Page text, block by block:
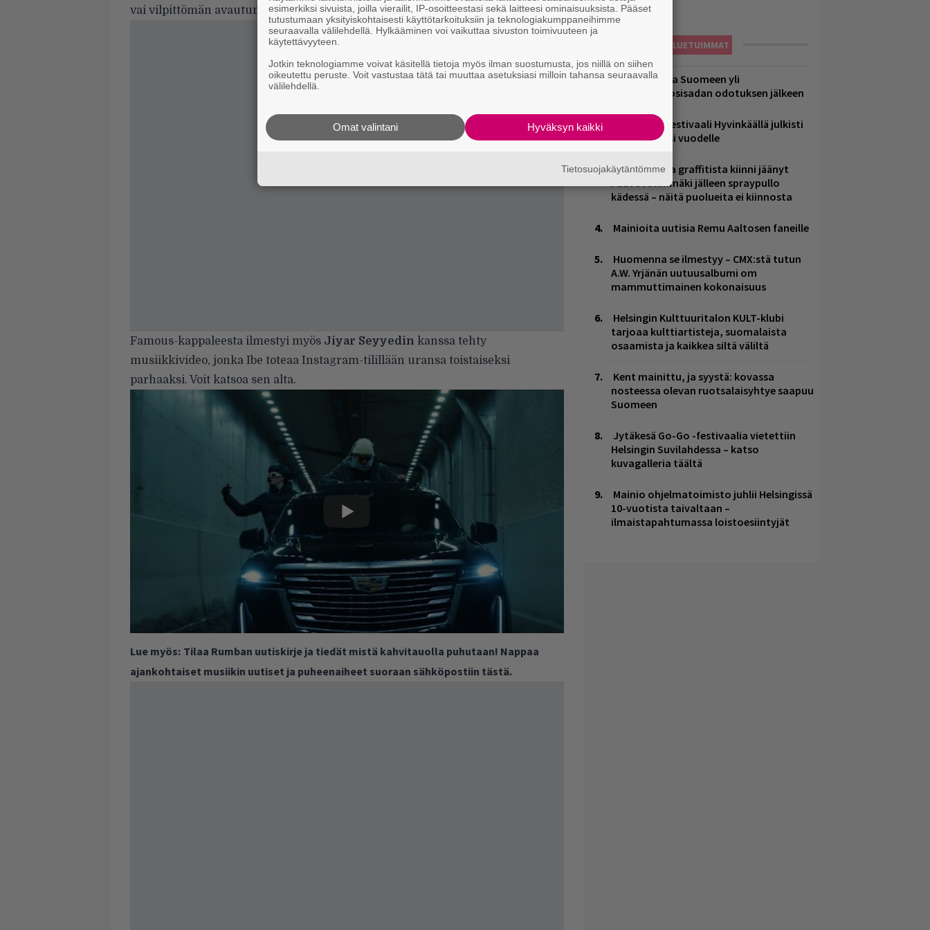
vai vilpittömän avautumisen puolelle.
Famous-kappaleesta ilmestyi myös Jiyar Seyyedin kanssa tehty
musiikkivideo, jonka Ibe toteaa Instagram-tilillään uransa toistaiseksi
parhaaksi. Voit katsoa sen alta.
Lue myös: Tilaa Rumban uutiskirje ja tiedät mistä kahvitauolla puhutaan! Nappaa
ajankohtaiset musiikin uutiset ja puheenaiheet suoraan sähköpostiin tästä.
LUETUIMMAT
Weezer palaa Suomeen yli
neljännesvuosisadan odotuksen jälkeen
Äärimetallifestivaali Hyvinkäällä julkisti
esiintyjiä ensi vuodelle
Laittomasta graffitista kiinni jäänyt
Paavo Arhinmäki jälleen spraypullo
kädessä – näitä puolueita ei kiinnosta
Mainioita uutisia Remu Aaltosen faneille
Huomenna se ilmestyy – CMX:stä tutun
A.W. Yrjänän uutuusalbumi om
mammuttimainen kokonaisuus
Helsingin Kulttuuritalon KULT-klubi
tarjoaa kulttiartisteja, suomalaista
osaamista ja kaikkea siltä väliltä
Kent mainittu, ja syystä: kovassa
nosteessa olevan ruotsalaisyhtye saapuu
Suomeen
Jytäkesä Go-Go -festivaalia vietettiin
Helsingin Suvilahdessa – katso
kuvagalleria täältä
Mainio ohjelmatoimisto juhlii Helsingissä
10-vuotista taivaltaan –
ilmaistapahtumassa loistoesiintyjät
esimerkiksi sivuista, joilla vierailit, IP-osoitteestasi sekä laitteesi ominaisuuksista. Pääset
tutustumaan yksityiskohtaisesti käyttötarkoituksiin ja teknologiakumppaneihimme
seuraavalla välilehdellä. Hylkääminen voi vaikuttaa sivuston toimivuuteen ja
käytettävyyteen.
Jotkin teknologiamme voivat käsitellä tietoja myös ilman suostumusta, jos niillä on siihen
oikeutettu peruste. Voit vastustaa tätä tai muuttaa asetuksiasi milloin tahansa seuraavalla
välilehdellä.
Hyväksyn kaikki
Omat valintani
Tietosuojakäytäntömme